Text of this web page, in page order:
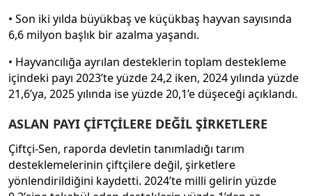
• Son iki yılda büyükbaş ve küçükbaş hayvan sayısında
6,6 milyon başlık bir azalma yaşandı.
• Hayvancılığa ayrılan desteklerin toplam destekleme
içindeki payı 2023’te yüzde 24,2 iken, 2024 yılında yüzde
21,6’ya, 2025 yılında ise yüzde 20,1’e düşeceği açıklandı.
ASLAN PAYI ÇİFTÇİLERE DEĞİL ŞİRKETLERE
Çiftçi-Sen, raporda devletin tanımladığı tarım
desteklemelerinin çiftçilere değil, şirketlere
yönlendirildiğini kaydetti. 2024’te milli gelirin yüzde